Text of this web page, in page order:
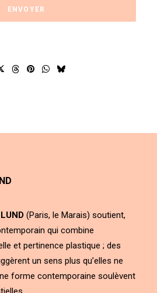
(Paris, le Marais) soutient,
qui combine
et pertinence plastique ; des
un sens plus qu’elles ne
forme contemporaine soulèvent